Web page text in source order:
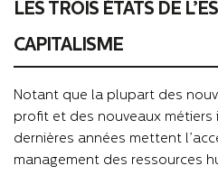
LES TROIS ÉTATS DE
CAPITALISME
Notant que la plupart des
profit et des nouveaux
dernières années mettent
management des ressources